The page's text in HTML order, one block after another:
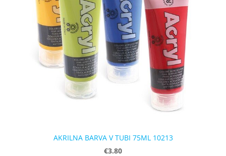
AKRILNA BARVA V TUBI 75ML 10213
€3.80